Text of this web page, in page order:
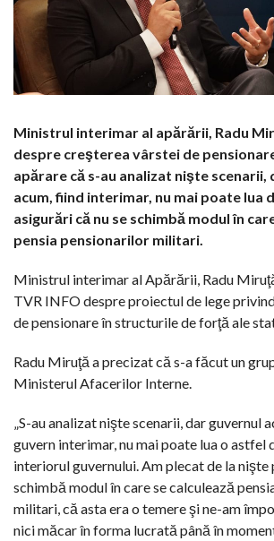
Ministrul interimar al apărării, Radu
despre creşterea vârstei de
apărare că s-au analizat nişte scenarii,
acum, fiind interimar, nu mai poate lua
asigurări că nu se schimbă modul în
pensia pensionarilor militari.
Ministrul interimar al Apărării, Radu
TVR INFO despre proiectul de lege
de pensionare în structurile de forţă ale
Radu Miruţă a precizat că s-a făcut un
Ministerul Afacerilor Interne.
„S-au analizat nişte scenarii, dar guvernul
guvern interimar, nu mai poate lua o astfel
interiorul guvernului. Am plecat de la nişte
schimbă modul în care se calculează
militari, că asta era o temere şi ne-am
nici măcar în forma lucrată până în